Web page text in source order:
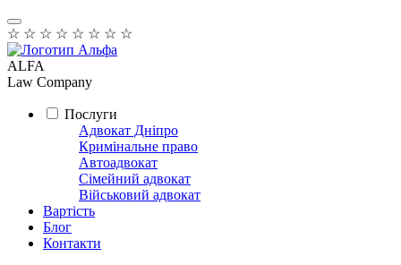
☆ ☆ ☆ ☆ ☆ ☆ ☆ ☆
ALFA
Law Company
Послуги
Адвокат Дніпро
Кримінальне право
Автоадвокат
Сімейний адвокат
Військовий адвокат
Вартість
Блог
Контакти